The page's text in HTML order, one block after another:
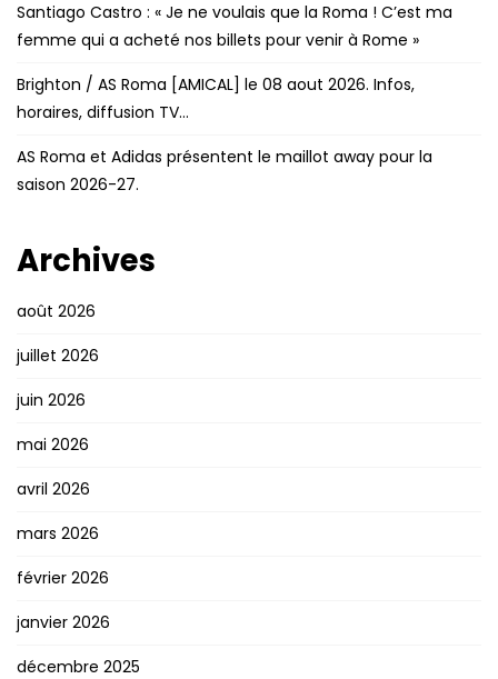
Santiago Castro : « Je ne voulais que la Roma ! C’est ma
femme qui a acheté nos billets pour venir à Rome »
Brighton / AS Roma [AMICAL] le 08 aout 2026. Infos,
horaires, diffusion TV…
AS Roma et Adidas présentent le maillot away pour la
saison 2026-27.
Archives
août 2026
juillet 2026
juin 2026
mai 2026
avril 2026
mars 2026
février 2026
janvier 2026
décembre 2025